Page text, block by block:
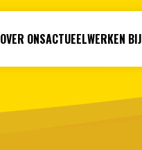
OVER ONSACTUEELWERKEN BIJ
Zoeken